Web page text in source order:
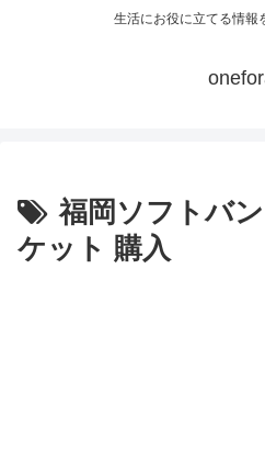
生活にお役に立てる情報
福岡ソフトバ
ケット 購入